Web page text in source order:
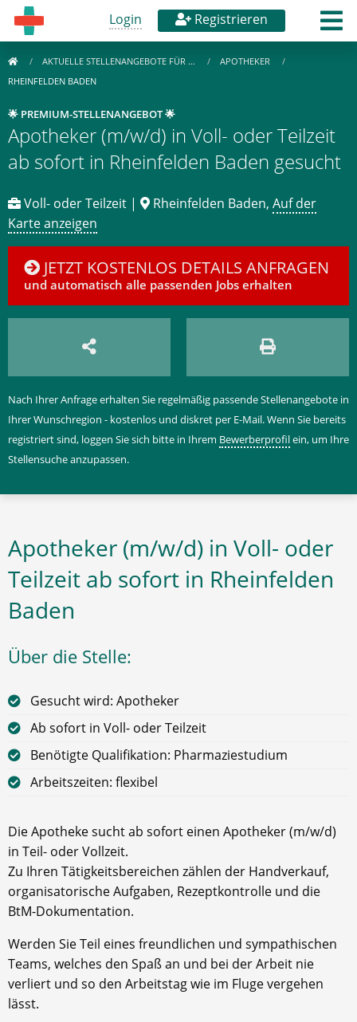
Login Registrieren
AKTUELLE STELLENANGEBOTE FÜR …
APOTHEKER
RHEINFELDEN BADEN
🌟 PREMIUM-STELLENANGEBOT 🌟
Apotheker (m/w/d) in Voll- oder Teilzeit
ab sofort in Rheinfelden Baden gesucht
Voll- oder Teilzeit | Rheinfelden Baden, Auf der
Karte anzeigen
JETZT KOSTENLOS DETAILS ANFRAGEN
und automatisch alle passenden Jobs erhalten
Nach Ihrer Anfrage erhalten Sie regelmäßig passende Stellenangebote in
Ihrer Wunschregion - kostenlos und diskret per E-Mail. Wenn Sie bereits
registriert sind, loggen Sie sich bitte in Ihrem Bewerberprofilein, um Ihre
Stellensuche anzupassen.
Apotheker (m/w/d) in Voll- oder
Teilzeit ab sofort in Rheinfelden
Baden
Über die Stelle:
Gesucht wird: Apotheker
Ab sofort in Voll- oder Teilzeit
Benötigte Qualifikation: Pharmaziestudium
Arbeitszeiten: flexibel
Die Apotheke sucht ab sofort einen Apotheker (m/w/d)
in Teil- oder Vollzeit.
Zu Ihren Tätigkeitsbereichen zählen der Handverkauf,
organisatorische Aufgaben, Rezeptkontrolle und die
BtM-Dokumentation.
Werden Sie Teil eines freundlichen und sympathischen
Teams, welches den Spaß an und bei der Arbeit nie
verliert und so den Arbeitstag wie im Fluge vergehen
lässt.